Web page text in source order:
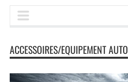
ACCESSOIRES/EQUIPEMENT AUTO